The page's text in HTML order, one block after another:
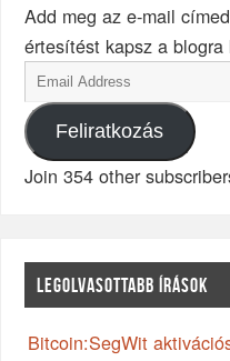
Add meg az e-mail
értesítést kapsz a
Feliratkozás
Join 354 other
LEGOLVASOTTABB ÍRÁSOK
Bitcoin:SegWit